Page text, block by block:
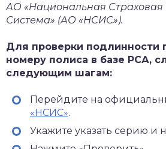
АО «Национальная
Система» (АО «НСИС»).
Для проверки подлинности
номеру полиса в базе РСА,
следующим шагам:
Перейдите на
«НСИС».
Укажите указать серию и